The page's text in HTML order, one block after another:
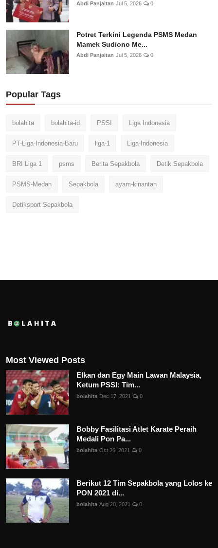
Abdi Panjaitan Jul 5, 2026 0
Potret Terkini Legenda PSMS Medan
Mamek Sudiono Me...
Abdi Panjaitan Jul 5, 2026 0
Popular Tags
bolahita bolahita-id PSSI Liga Indonesia
PT-Liga-Indonesia-Baru liga-1 Liga-Indonesia
BRI Liga 1 psms Berita Sepakbola Detik Sepakbola
PSMS-Medan Sepakbola ayam-kinantan
Detiksport Sepakbola
Most Viewed Posts
Elkan dan Egy Main Lawan Malaysia,
Ketum PSSI: Tim...
bolahita Dec 17, 2021 0
Bobby Fasilitasi Atlet Karate Peraih
Medali Pon Pa...
bolahita Oct 26, 2021 0
Berikut 12 Tim Sepakbola yang Lolos ke
PON 2021 di...
bolahita Aug 20, 2021 0